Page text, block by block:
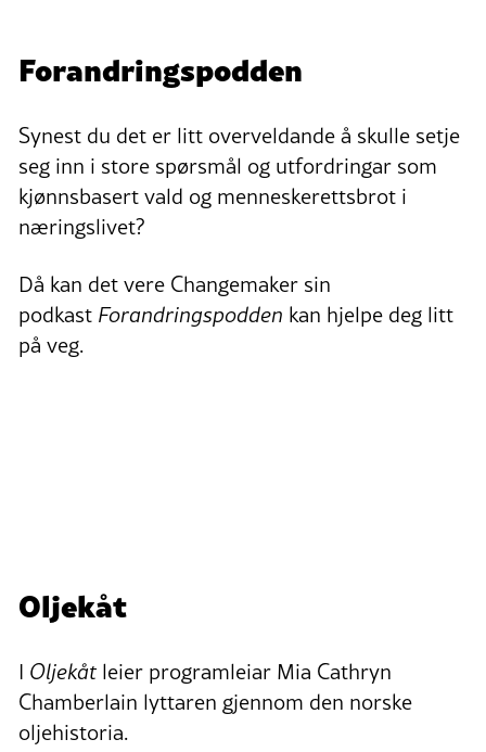
Forandringspodden
Synest du det er litt overveldande å skulle setje
seg inn i store spørsmål og utfordringar som
kjønnsbasert vald og menneskerettsbrot i
næringslivet?
Då kan det vere Changemaker sin
podkast Forandringspodden kan hjelpe deg litt
på veg.
Oljekåt
I Oljekåt leier programleiar Mia Cathryn
Chamberlain lyttaren gjennom den norske
oljehistoria.